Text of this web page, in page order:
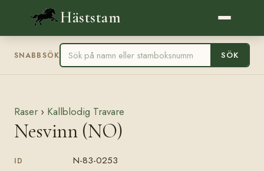
Häststam
SNABBSÖK SÖK
Raser › Kallblodig Travare
Nesvinn (NO)
ID N-83-0253